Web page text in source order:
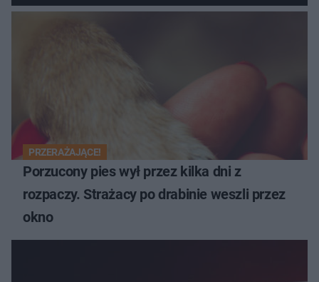
PRZERAŻAJĄCE!
Porzucony pies wył przez kilka dni z
rozpaczy. Strażacy po drabinie weszli przez
okno